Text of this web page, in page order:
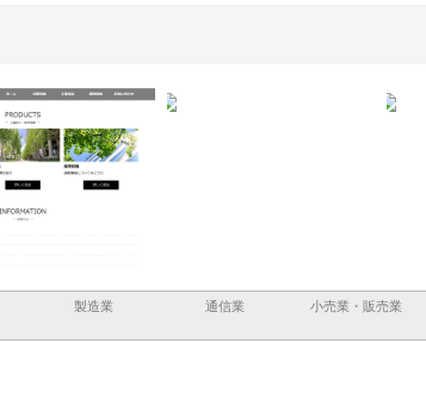
製造業 通信業 小売業・販売業